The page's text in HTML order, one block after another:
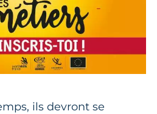
ils devront se